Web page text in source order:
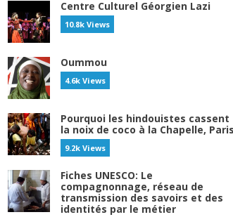
Centre Culturel Géorgien Lazi
10.8k Views
Oummou
4.6k Views
Pourquoi les hindouistes cassent
la noix de coco à la Chapelle,
9.2k Views
Fiches UNESCO: Le
compagnonnage, réseau de
transmission des savoirs et des
identités par le métier